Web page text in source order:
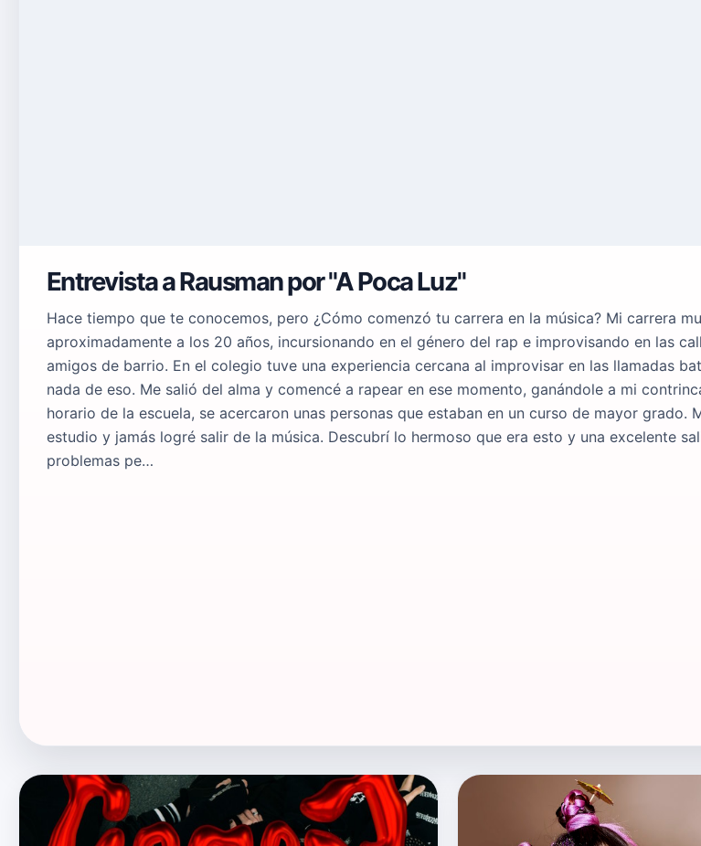
Entrevista a Rausman por "A Poca Luz"
Hace tiempo que te conocemos, pero ¿Cómo comenzó tu carrera en la música? Mi carrera
aproximadamente a los 20 años, incursionando en el género del rap e improvisando en las
amigos de barrio. En el colegio tuve una experiencia cercana al improvisar en las llamadas
nada de eso. Me salió del alma y comencé a rapear en ese momento, ganándole a mi
horario de la escuela, se acercaron unas personas que estaban en un curso de mayor grado.
estudio y jamás logré salir de la música. Descubrí lo hermoso que era esto y una excelente
problemas pe…